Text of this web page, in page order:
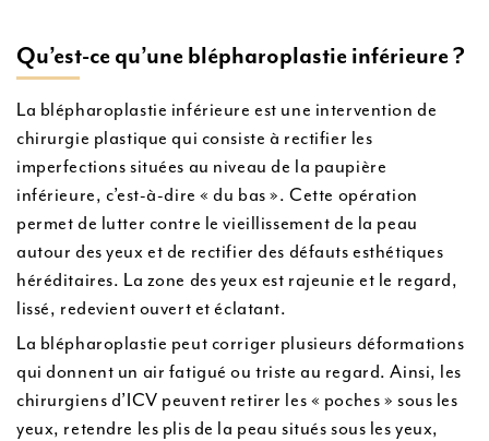
Qu’est-ce qu’une blépharoplastie inférieure ?
La blépharoplastie inférieure est une intervention de
chirurgie plastique qui consiste à rectifier les
imperfections situées au niveau de la paupière
inférieure, c’est-à-dire « du bas ». Cette opération
permet de lutter contre le vieillissement de la peau
autour des yeux et de rectifier des défauts esthétiques
héréditaires. La zone des yeux est rajeunie et le regard,
lissé, redevient ouvert et éclatant.
La blépharoplastie peut corriger plusieurs déformations
qui donnent un air fatigué ou triste au regard. Ainsi, les
chirurgiens d’ICV peuvent retirer les « poches » sous les
yeux, retendre les plis de la peau situés sous les yeux,